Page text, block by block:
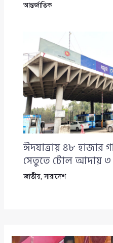
আন্তর্জাতিক
ঈদযাত্রায় ৪৮ হাজার
সেতুতে টোল আদায় ৩
জাতীয়,সারাদেশ